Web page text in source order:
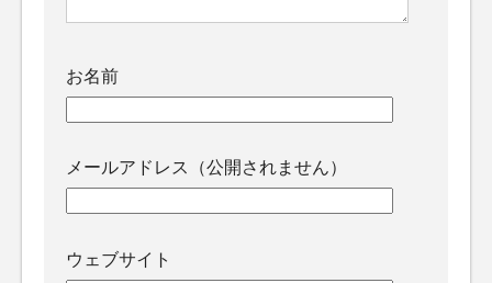
お名前
メールアドレス（公開されません）
ウェブサイト